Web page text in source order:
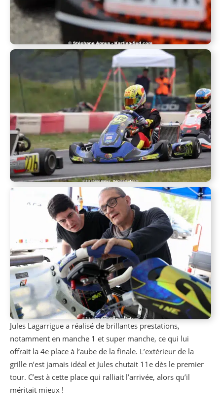
Jules Lagarrigue a réalisé de brillantes prestations,
notamment en manche 1 et super manche, ce qui lui
offrait la 4e place à l’aube de la finale. L’extérieur de la
grille n’est jamais idéal et Jules chutait 11e dès le premier
tour. C’est à cette place qui ralliait l’arrivée, alors qu’il
méritait mieux !